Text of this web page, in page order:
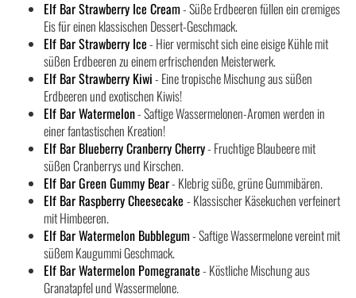
Elf Bar Strawberry Ice Cream- Süße Erdbeeren füllen ein cremiges
Eis für einen klassischen Dessert-Geschmack.
Elf Bar Strawberry Ice- Hier vermischt sich eine eisige Kühle mit
süßen Erdbeeren zu einem erfrischenden Meisterwerk.
Elf Bar Strawberry Kiwi- Eine tropische Mischung aus süßen
Erdbeeren und exotischen Kiwis!
Elf Bar Watermelon- Saftige Wassermelonen-Aromen werden in
einer fantastischen Kreation!
Elf Bar Blueberry Cranberry Cherry- Fruchtige Blaubeere mit
süßen Cranberrys und Kirschen.
Elf Bar Green Gummy Bear- Klebrig süße, grüne Gummibären.
Elf Bar Raspberry Cheesecake - Klassischer Käsekuchen verfeinert
mit Himbeeren.
Elf Bar Watermelon Bubblegum- Saftige Wassermelone vereint mit
süßem Kaugummi Geschmack.
Elf Bar Watermelon Pomegranate- Köstliche Mischung aus
Granatapfel und Wassermelone.